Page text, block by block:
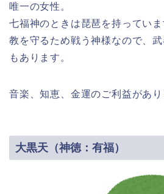
唯一の女性。
七福神のときは琵琶を持ってい
教を守るため戦う神様なので、
もあります。
音楽、知恵、金運のご利益があり
大黒天（神徳：有福）